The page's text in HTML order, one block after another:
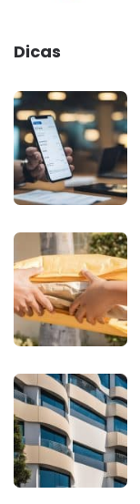
Dicas